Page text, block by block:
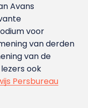
Avans
voor
van derden
van de
ook
Persbureau